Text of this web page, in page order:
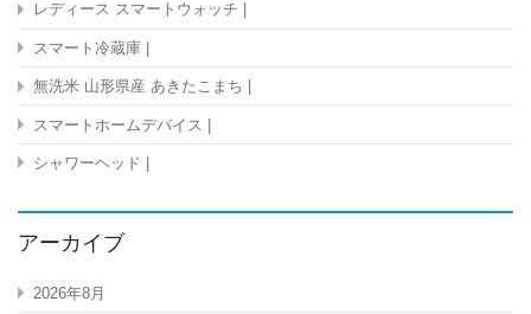
レディース スマートウォッチ |
スマート冷蔵庫 |
無洗米 山形県産 あきたこまち |
スマートホームデバイス |
シャワーヘッド |
アーカイブ
2026年8月